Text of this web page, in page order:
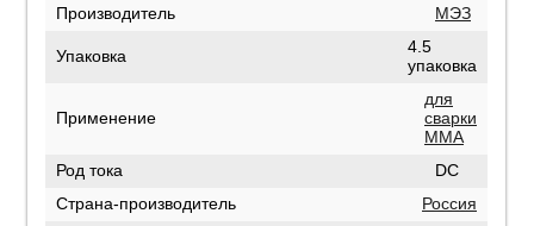
Производитель МЭЗ
Упаковка
4.5
упаковка
Применение
для
сварки
MMA
Род тока
DC
Страна-производитель
Россия